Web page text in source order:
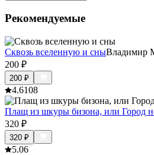
Рекомендуемые
Сквозь вселенную и сныВладимир
200 ₽
200 ₽
4.6108
Плащ из шкуры бизона, или Город
320 ₽
320 ₽
5.06